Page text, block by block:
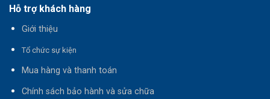
Hỗ trợ khách hàng
Giới thiệu
Tổ chức sự kiện
Mua hàng và thanh toán
Chính sách bảo hành và sửa chữa